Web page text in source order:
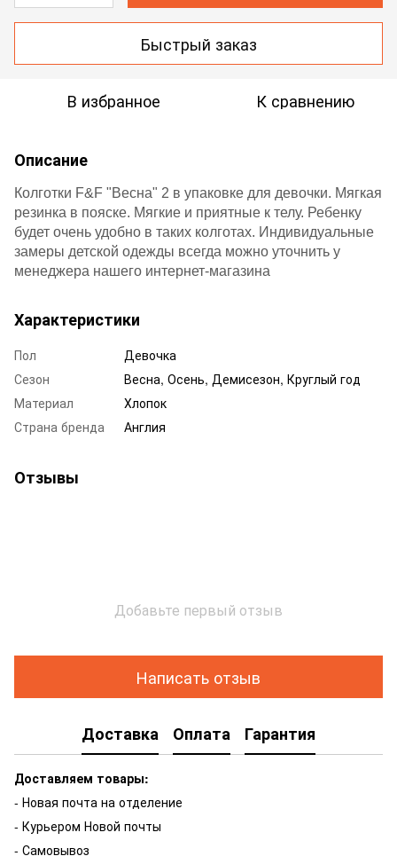
Быстрый заказ
В избранное К сравнению
Описание
Колготки F&F "Весна" 2 в упаковке для девочки. Мягкая
резинка в пояске. Мягкие и приятные к телу. Ребенку
будет очень удобно в таких колготах. Индивидуальные
замеры детской одежды всегда можно уточнить у
менеджера нашего интернет-магазина
Характеристики
Пол
Девочка
Сезон
Весна, Осень, Демисезон, Круглый год
Материал
Хлопок
Страна бренда
Англия
Отзывы
Добавьте первый отзыв
Написать отзыв
Доставка Оплата Гарантия
Доставляем товары:
- Новая почта на отделение
- Курьером Новой почты
- Самовывоз